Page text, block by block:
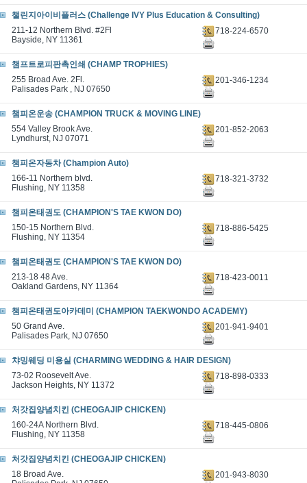
챌린지아이비플러스 (Challenge IVY Plus Education & Consulting)
211-12 Northern Blvd. #2Fl
Bayside, NY 11361
718-224-6570
챔프트로피판촉인쇄 (CHAMP TROPHIES)
255 Broad Ave. 2Fl.
Palisades Park , NJ 07650
201-346-1234
챔피온운송 (CHAMPION TRUCK & MOVING LINE)
554 Valley Brook Ave.
Lyndhurst, NJ 07071
201-852-2063
챔피온자동차 (Champion Auto)
166-11 Northern blvd.
Flushing, NY 11358
718-321-3732
챔피온태권도 (CHAMPION'S TAE KWON DO)
150-15 Northern Blvd.
Flushing, NY 11354
718-886-5425
챔피온태권도 (CHAMPION'S TAE KWON DO)
213-18 48 Ave.
Oakland Gardens, NY 11364
718-423-0011
챔피온태권도아카데미 (CHAMPION TAEKWONDO ACADEMY)
50 Grand Ave.
Palisades Park, NJ 07650
201-941-9401
챠밍웨딩 미용실 (CHARMING WEDDING & HAIR DESIGN)
73-02 Roosevelt Ave.
Jackson Heights, NY 11372
718-898-0333
처갓집양념치킨 (CHEOGAJIP CHICKEN)
160-24A Northern Blvd.
Flushing, NY 11358
718-445-0806
처갓집양념치킨 (CHEOGAJIP CHICKEN)
18 Broad Ave.
201-943-8030